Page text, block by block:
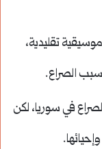
تقليدية،
الصراع.
في سوريا، لكن